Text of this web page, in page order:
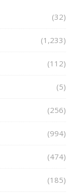
(32)
(1,233)
(112)
(5)
(256)
(994)
(474)
(185)